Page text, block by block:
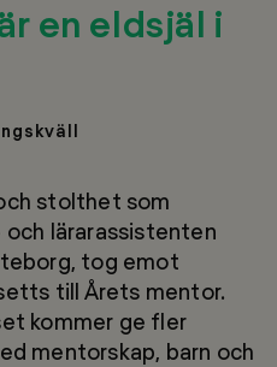
en eldsjäl i
stolthet som
och lärarassistenten
tog emot
till Årets mentor.
kommer ge fler
mentorskap, barn och